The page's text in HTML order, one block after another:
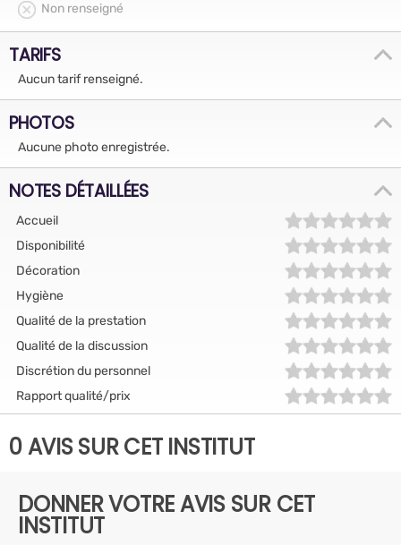
Non renseigné
TARIFS
Aucun tarif renseigné.
PHOTOS
Aucune photo enregistrée.
NOTES DÉTAILLÉES
Accueil
Disponibilité
Décoration
Hygiène
Qualité de la prestation
Qualité de la discussion
Discrétion du personnel
Rapport qualité/prix
0 AVIS SUR CET INSTITUT
DONNER VOTRE AVIS SUR CET
INSTITUT